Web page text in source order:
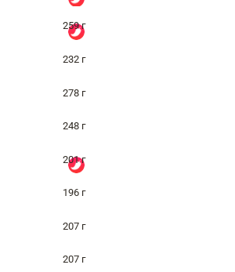
259 г
232 г
278 г
248 г
201 г
196 г
207 г
207 г